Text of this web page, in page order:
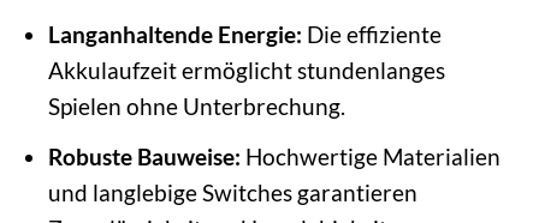
Langanhaltende Energie: Die effiziente
Akkulaufzeit ermöglicht stundenlanges
Spielen ohne Unterbrechung.
Robuste Bauweise: Hochwertige Materialien
und langlebige Switches garantieren